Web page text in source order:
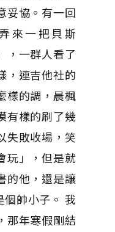
妥協。有一回
來一把貝斯
，一群人看了
，連吉他社的
樣的調，晨楓
有樣的刷了幾
失敗收場，笑
玩」，但是就
的他，還是讓
帥小子。 我
那年寒假剛結